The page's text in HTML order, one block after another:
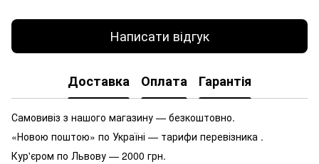
Написати відгук
Доставка Оплата Гарантія
Самовивіз з нашого магазину — безкоштовно.
«Новою поштою» по Україні — тарифи перевізника .
Кур'єром по Львову — 2000 грн.